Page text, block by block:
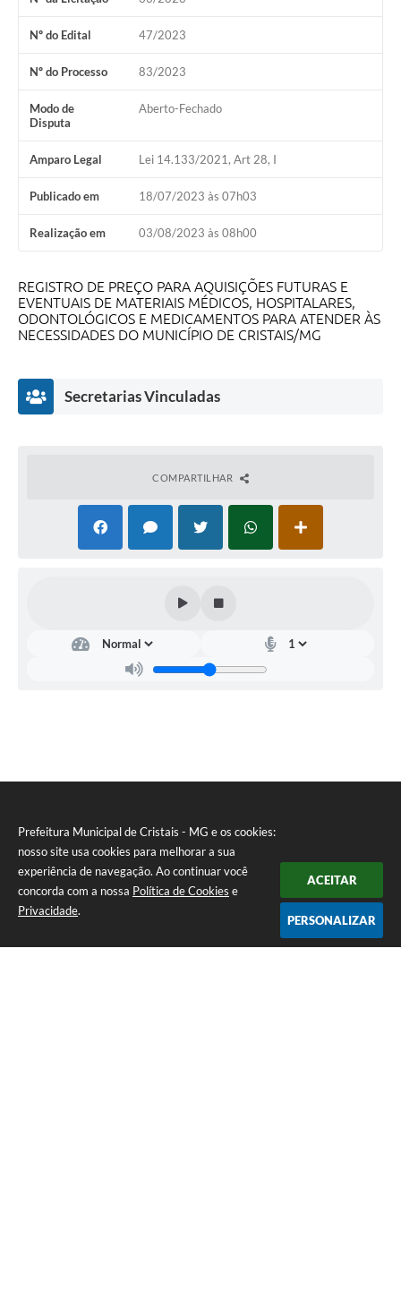
Prefeitura Municipal de Cristais - MG e os cookies:
nosso site usa cookies para melhorar a sua
experiência de navegação. Ao continuar você
concorda com a nossa Política de Cookies e
Privacidade.
ACEITAR
PERSONALIZAR
Nº do Edital 47/2023
Nº do Processo 83/2023
Modo de
Disputa
Aberto-Fechado
Amparo Legal Lei 14.133/2021, Art 28, I
Publicado em 18/07/2023 às 07h03
Realização em 03/08/2023 às 08h00
REGISTRO DE PREÇO PARA AQUISIÇÕES FUTURAS E
EVENTUAIS DE MATERIAIS MÉDICOS, HOSPITALARES,
ODONTOLÓGICOS E MEDICAMENTOS PARA ATENDER ÀS
NECESSIDADES DO MUNICÍPIO DE CRISTAIS/MG
Secretarias Vinculadas
COMPARTILHAR